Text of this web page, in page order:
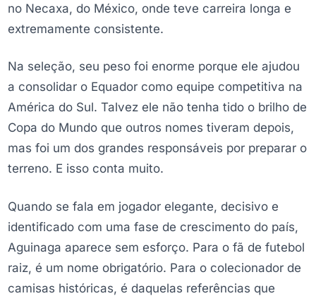
no Necaxa, do México, onde teve carreira longa e
extremamente consistente.
Na seleção, seu peso foi enorme porque ele ajudou
a consolidar o Equador como equipe competitiva na
América do Sul. Talvez ele não tenha tido o brilho de
Copa do Mundo que outros nomes tiveram depois,
mas foi um dos grandes responsáveis por preparar o
terreno. E isso conta muito.
Quando se fala em jogador elegante, decisivo e
identificado com uma fase de crescimento do país,
Aguinaga aparece sem esforço. Para o fã de futebol
raiz, é um nome obrigatório. Para o colecionador de
camisas históricas, é daquelas referências que